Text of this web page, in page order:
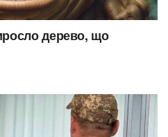
дерево, що